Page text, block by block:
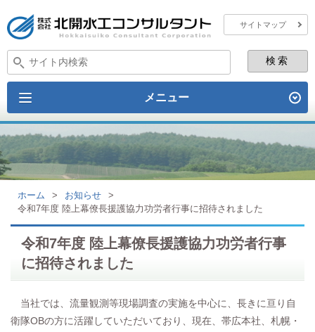
サイトマップ
メニュー
ホーム > お知らせ
>
令和7年度 陸上幕僚長援護協力功労者行事に招待されました
令和7年度 陸上幕僚長援護協力功労者行事
に招待されました
当社では、流量観測等現場調査の実施を中心に、長きに亘り自
衛隊OBの方に活躍していただいており、現在、帯広本社、札幌・